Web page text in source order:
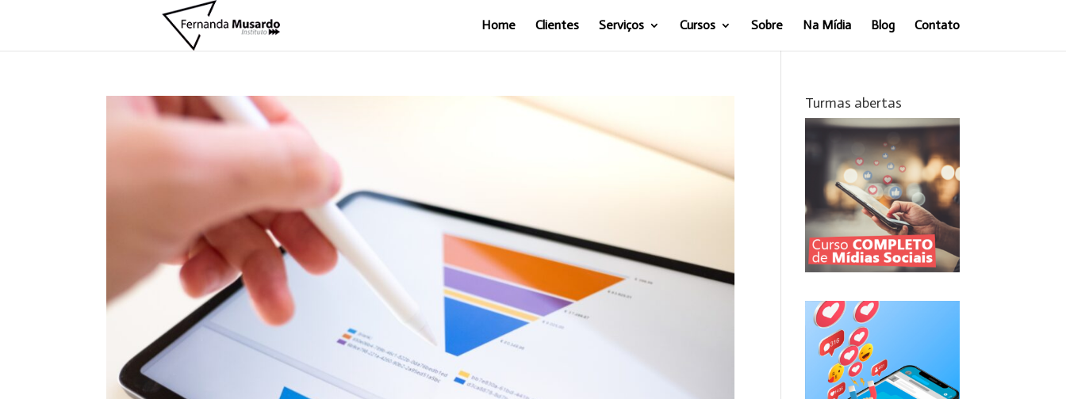
Home Clientes Serviços Cursos Sobre Na Mídia Blog Contato
Turmas abertas